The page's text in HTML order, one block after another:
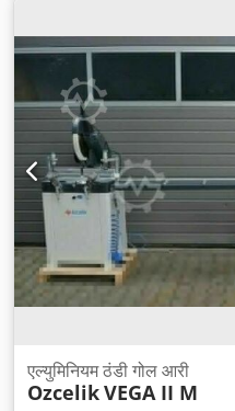
एल्युमिनियम ठंडी गोल आरी
OzcelikVEGA II M